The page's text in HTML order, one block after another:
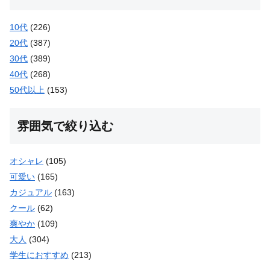
10代 (226)
20代 (387)
30代 (389)
40代 (268)
50代以上 (153)
雰囲気で絞り込む
オシャレ (105)
可愛い (165)
カジュアル (163)
クール (62)
爽やか (109)
大人 (304)
学生におすすめ (213)